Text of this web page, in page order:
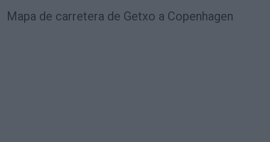
Mapa de carretera de Getxo a Copenhagen